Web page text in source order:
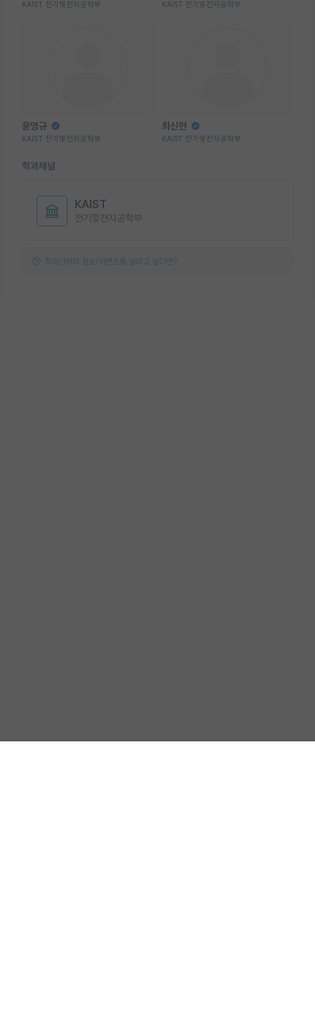
KAIST 전기및전자공학부 KAIST 전기및전자공학부
윤영규
KAIST 전기및전자공학부
최신현
KAIST 전기및전자공학부
학과채널
KAIST
전기및전자공학부
학과단위의 정보/이벤트를 알리고 싶다면?